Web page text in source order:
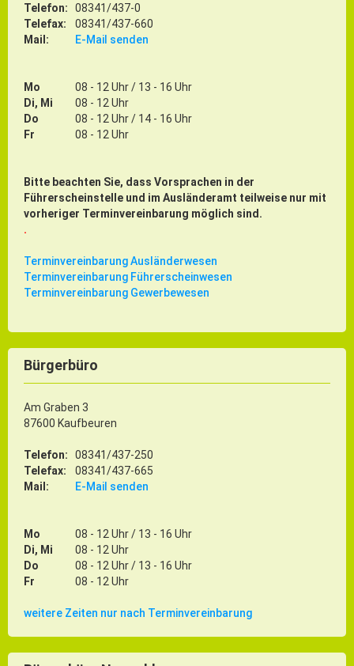
Marketing-Kampagne
Telefon:
08341/437-0
Telefax:
08341/437-660
Mail:
E-Mail senden
Mo
08 - 12 Uhr / 13 - 16 Uhr
Di, Mi
08 - 12 Uhr
Do
08 - 12 Uhr / 14 - 16 Uhr
Fr
08 - 12 Uhr
Bitte beachten Sie, dass Vorsprachen in der
Führerscheinstelle und im Ausländeramt teilweise nur mit
vorheriger Terminvereinbarung möglich sind.
.
Terminvereinbarung Ausländerwesen
Terminvereinbarung Führerscheinwesen
Terminvereinbarung Gewerbewesen
Bürgerbüro
Am Graben 3
87600 Kaufbeuren
Telefon:
08341/437-250
Telefax:
08341/437-665
Mail:
E-Mail senden
Mo
08 - 12 Uhr / 13 - 16 Uhr
Di, Mi
08 - 12 Uhr
Do
08 - 12 Uhr / 13 - 16 Uhr
Fr
08 - 12 Uhr
weitere Zeiten nur nach Terminvereinbarung